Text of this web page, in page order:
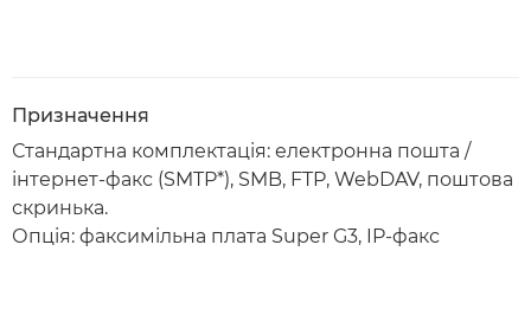
Призначення
Стандартна комплектація: електронна пошта /
інтернет-факс (SMTP*), SMB, FTP, WebDAV, поштова
скринька.
Опція: факсимільна плата Super G3, IP-факс